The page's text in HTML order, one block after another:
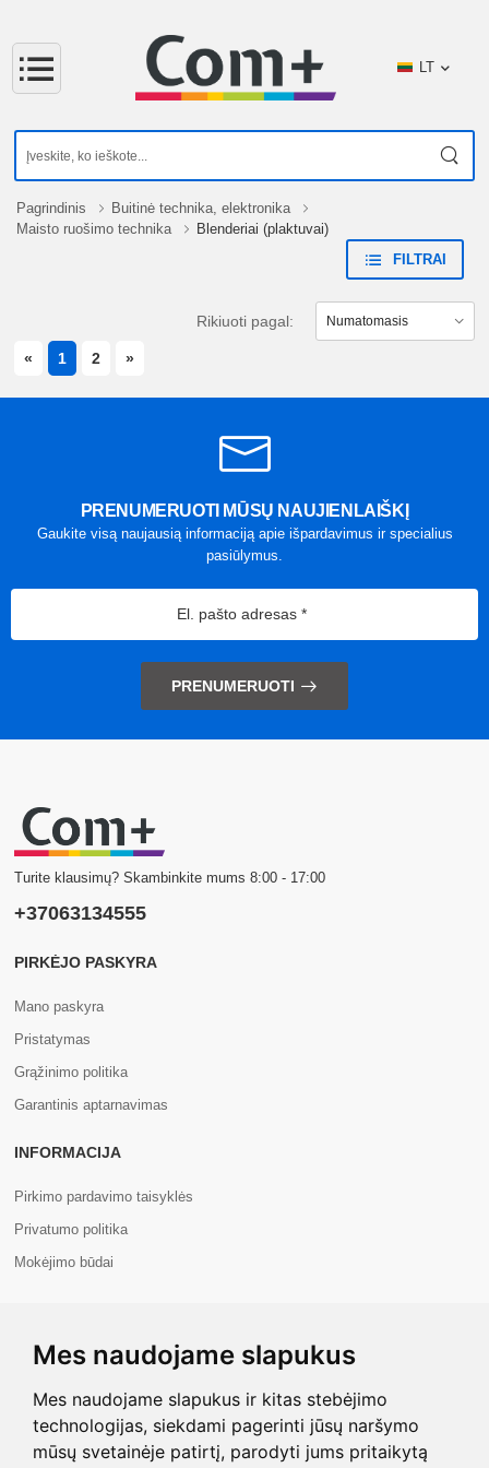
Mes naudojame slapukus
Mes naudojame slapukus ir kitas stebėjimo
technologijas, siekdami pagerinti jūsų naršymo
mūsų svetainėje patirtį, parodyti jums pritaikytą
LT
Pagrindinis
Buitinė technika, elektronika
Maisto ruošimo technika
Blenderiai (plaktuvai)
FILTRAI
Rikiuoti pagal:
« PREVIOUS
1 2 »NEXT
PRENUMERUOTI MŪSŲ NAUJIENLAIŠKĮ
Gaukite visą naujausią informaciją apie išpardavimus ir specialius
pasiūlymus.
PRENUMERUOTI
Turite klausimų? Skambinkite mums 8:00 - 17:00
+37063134555
PIRKĖJO PASKYRA
Mano paskyra
Pristatymas
Grąžinimo politika
Garantinis aptarnavimas
INFORMACIJA
Pirkimo pardavimo taisyklės
Privatumo politika
Mokėjimo būdai
Apie mus